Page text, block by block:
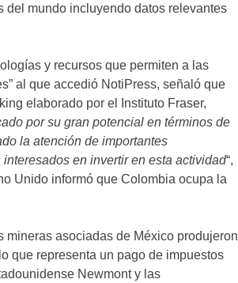
mundo incluyendo datos relevantes
y recursos que permiten a las
al que accedió NotiPress, señaló que
elaborado por el Instituto Fraser,
por su gran potencial en términos de
la atención de importantes
en invertir en esta actividad“,
Unido informó que Colombia ocupa la
mineras asociadas de México produjeron
que representa un pago de impuestos
Newmont y las